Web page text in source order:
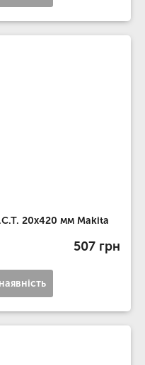
20х420 мм Makita
507 грн